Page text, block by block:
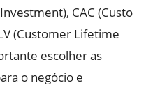
CAC (Custo
(Customer Lifetime
escolher as
o negócio e